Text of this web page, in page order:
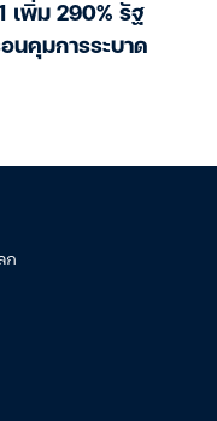
เพิ่ม 290% รัฐ
นคุมการระบาด
ก